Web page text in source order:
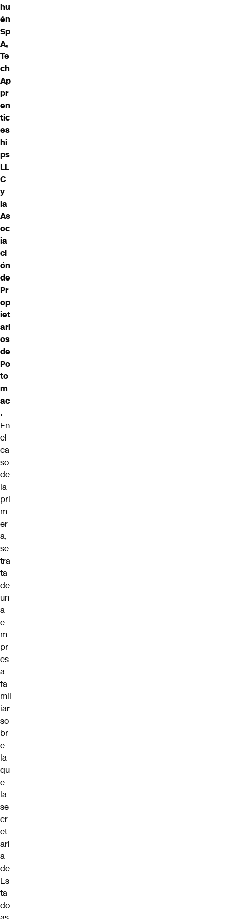
hu
én
Sp
A,
Te
ch
Ap
pr
en
tic
es
hi
ps
LL
C
y
la
As
oc
ia
ci
ón
de
Pr
op
iet
ari
os
de
Po
to
m
ac
.
En
el
ca
so
de
la
pri
m
er
a,
se
tra
ta
de
un
a
e
m
pr
es
a
fa
mil
iar
so
br
e
la
qu
e
la
se
cr
et
ari
a
de
Es
ta
do